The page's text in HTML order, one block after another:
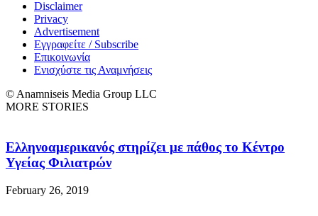
Disclaimer
Privacy
Advertisement
Εγγραφείτε / Subscribe
Επικοινωνία
Ενισχύστε τις Αναμνήσεις
© Anamniseis Media Group LLC
MORE STORIES
Ελληνοαμερικανός στηρίζει με πάθος το Κέντρο
Υγείας Φιλιατρών
February 26, 2019